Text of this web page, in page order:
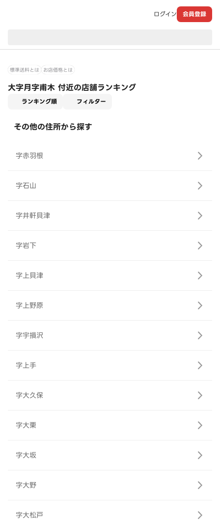
ログイン 会員登録
標準送料とは お店価格とは
大字月字甫木 付近の店舗ランキング
ランキング順 フィルター
その他の住所から探す
字赤羽根
字石山
字井軒貝津
字岩下
字上貝津
字上野原
字宇損沢
字上手
字大久保
字大栗
字大坂
字大野
字大松戸